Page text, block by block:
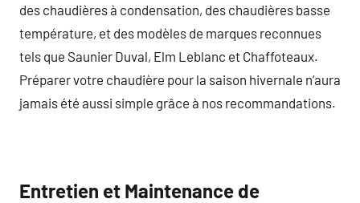
des chaudières à condensation, des chaudières basse
température, et des modèles de marques reconnues
tels que Saunier Duval, Elm Leblanc et Chaffoteaux.
Préparer votre chaudière pour la saison hivernale n’aura
jamais été aussi simple grâce à nos recommandations.
Entretien et Maintenance de